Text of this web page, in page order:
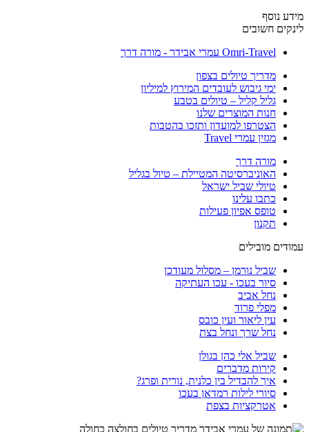
מידע נוסף
לינקים חשובים
Omri-Travel עמרי אבידר - מורה דרך
מדריך טיולים בצפון
ימי גיבוש לעובדים המירוץ למיליון
גליל קליל – טיולים בטבע
חנות המוצרים שלנו
הצטרפו למועדון ותזכו בהטבות
מגזין עמרי Travel
מורה דרך
האוניברסיטה המטיילת – טיול בגליל
טיולי שביל ישראל
כתבו עלינו
טופס אפיון פעילות
תקנון
עמודים מובילים
שביל נורמן – מסלול מעודכן
סיור בעכו - עכו העתיקה
נחל אביב
מפלי פרוד
עין ליאור ועין כובס
נחל שרך ונחל בצת
שביל אלי כהן בגולן
קירות מדברים
איך להבדיל בין כלנית, נורית ופרג?
סיורי לילות רמדאן בעכו
אטרקציות בצפת